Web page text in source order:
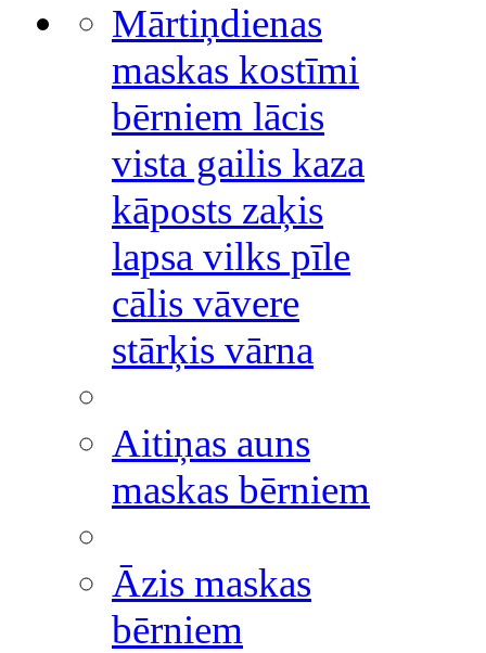
Mārtiņdienas
maskas kostīmi
bērniem lācis
vista gailis kaza
kāposts zaķis
lapsa vilks pīle
cālis vāvere
stārķis vārna
Aitiņas auns
maskas bērniem
Āzis maskas
bērniem